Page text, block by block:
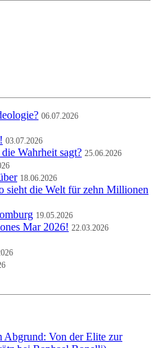
06.07.2026
03.07.2026
Wahrheit sagt? 25.06.2026
18.06.2026
sieht die Welt für zehn Millionen
19.05.2026
Mar 2026! 22.03.2026
Abgrund: Von der Elite zur